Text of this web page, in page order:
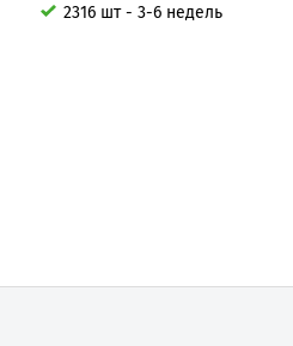
2316 шт - 3-6 недель